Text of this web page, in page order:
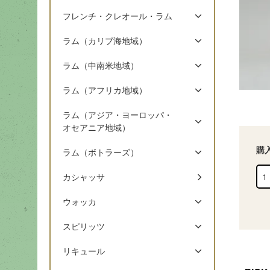
購
フレンチ・クレオール・ラム
ラム（カリブ海地域）
ラム（中南米地域）
ラム（アフリカ地域）
ラム（アジア・ヨーロッパ・
オセアニア地域）
ラム（ボトラーズ）
カシャッサ
ウォッカ
スピリッツ
リキュール